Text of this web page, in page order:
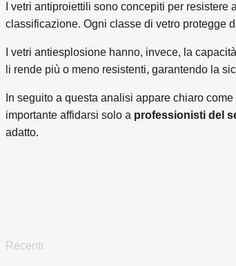
I vetri antiproiettili sono concepiti per resistere
classificazione. Ogni classe di vetro protegge
I vetri antiesplosione hanno, invece, la
li rende più o meno resistenti, garantendo la
In seguito a questa analisi appare chiaro
importante affidarsi solo a professionisti del
adatto.
Recenti